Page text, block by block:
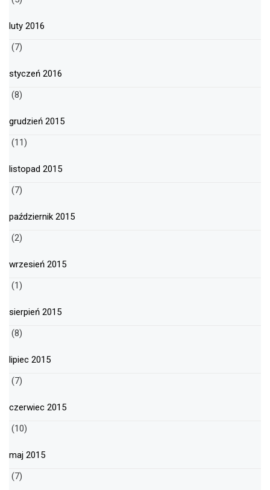
luty 2016
(7)
styczeń 2016
(8)
grudzień 2015
(11)
listopad 2015
(7)
październik 2015
(2)
wrzesień 2015
(1)
sierpień 2015
(8)
lipiec 2015
(7)
czerwiec 2015
(10)
maj 2015
(7)